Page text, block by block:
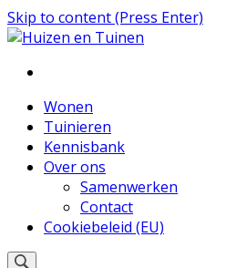
Skip to content (Press Enter)
Huizen en Tuinen
Inspiratie voor wonen en tuinieren
Wonen
Tuinieren
Kennisbank
Over ons
Samenwerken
Contact
Cookiebeleid (EU)